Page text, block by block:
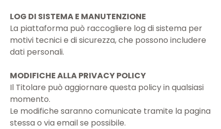
LOG DI SISTEMA E MANUTENZIONE
La piattaforma può raccogliere log di sistema per
motivi tecnici e di sicurezza, che possono includere
dati personali.
MODIFICHE ALLA PRIVACY POLICY
Il Titolare può aggiornare questa policy in qualsiasi
momento.
Le modifiche saranno comunicate tramite la pagina
stessa o via email se possibile.